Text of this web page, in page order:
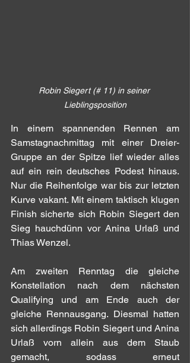
Robin Siegert (# 11) in seiner
Lieblingsposition
In einem spannenden Rennen am
Samstagnachmittag mit einer Dreier-
Gruppe an der Spitze lief wieder alles
auf ein rein deutsches Podest hinaus.
Nur die Reihenfolge war bis zur letzten
Kurve vakant. Mit einem taktisch klugen
Finish sicherte sich Robin Siegert den
Sieg hauchdünn vor Anina Urlaß und
Thias Wenzel.
Am zweiten Renntag die gleiche
Konstellation nach dem nächsten
Qualifying und am Ende auch der
gleiche Rennausgang. Diesmal hatten
sich allerdings Robin Siegert und Anina
Urlaß vorn allein aus dem Staub
gemacht, sodass erneut